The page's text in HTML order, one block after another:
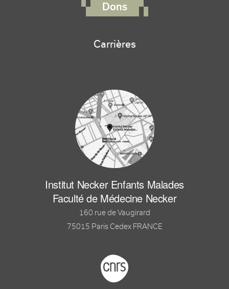
Dons
Carrières
Institut Necker Enfants Malades
Faculté de Médecine Necker
160 rue de Vaugirard
75015 Paris Cedex FRANCE
Footer logo tutelles